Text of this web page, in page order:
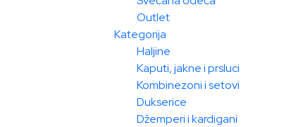
Outlet
Kategorija
Haljine
Kaputi, jakne i prsluci
Kombinezoni i setovi
Dukserice
Džemperi i kardigani